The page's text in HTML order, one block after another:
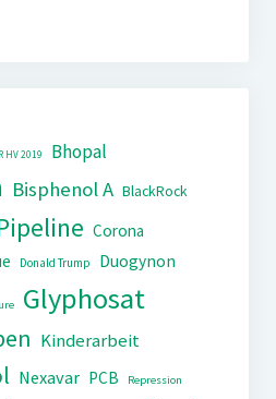
HV 2019 Bhopal
Bisphenol A BlackRock
Corona
Donald Trump
Duogynon
Glyphosat
Kinderarbeit
Nexavar PCB Repression